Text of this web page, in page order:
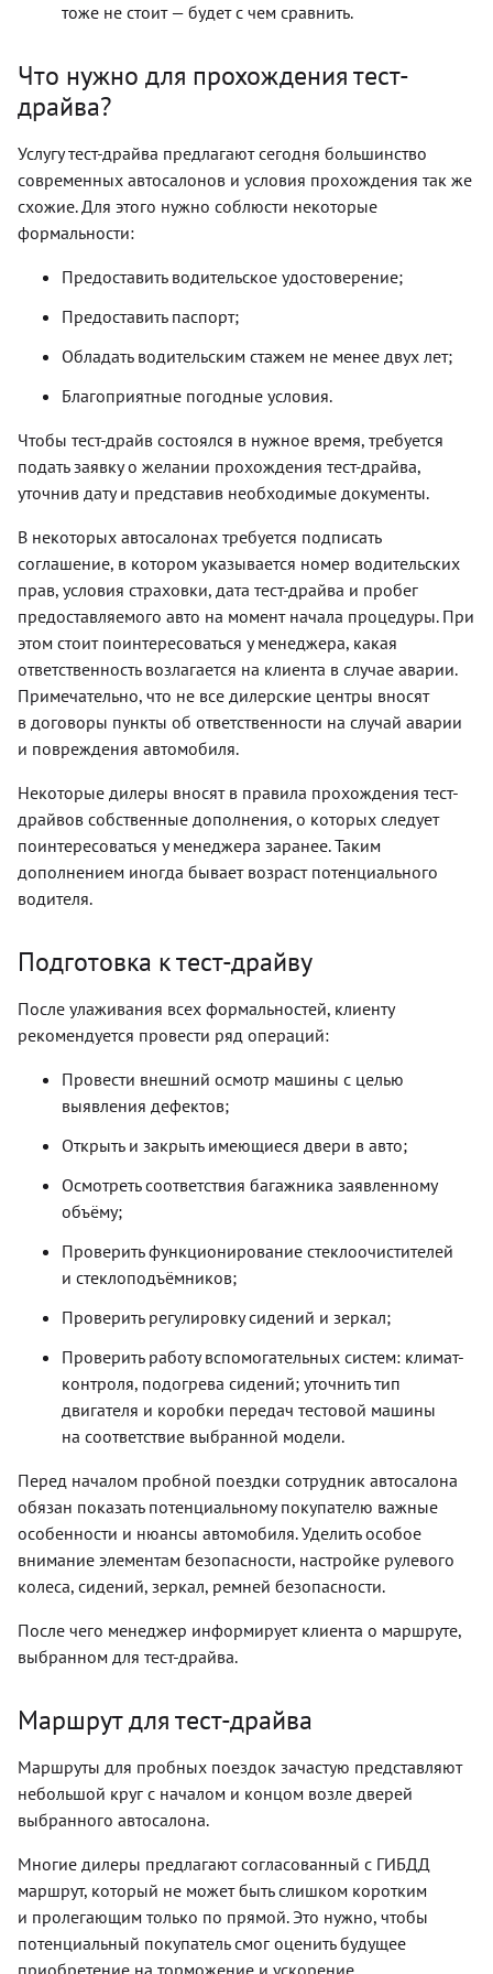
тоже не стоит — будет с чем сравнить.
Что нужно для прохождения тест-
драйва?
Услугу тест-драйва предлагают сегодня большинство
современных автосалонов и условия прохождения так же
схожие. Для этого нужно соблюсти некоторые
формальности:
Предоставить водительское удостоверение;
Предоставить паспорт;
Обладать водительским стажем не менее двух лет;
Благоприятные погодные условия.
Чтобы тест-драйв состоялся в нужное время, требуется
подать заявку о желании прохождения тест-драйва,
уточнив дату и представив необходимые документы.
В некоторых автосалонах требуется подписать
соглашение, в котором указывается номер водительских
прав, условия страховки, дата тест-драйва и пробег
предоставляемого авто на момент начала процедуры. При
этом стоит поинтересоваться у менеджера, какая
ответственность возлагается на клиента в случае аварии.
Примечательно, что не все дилерские центры вносят
в договоры пункты об ответственности на случай аварии
и повреждения автомобиля.
Некоторые дилеры вносят в правила прохождения тест-
драйвов собственные дополнения, о которых следует
поинтересоваться у менеджера заранее. Таким
дополнением иногда бывает возраст потенциального
водителя.
Подготовка к тест-драйву
После улаживания всех формальностей, клиенту
рекомендуется провести ряд операций:
Провести внешний осмотр машины с целью
выявления дефектов;
Открыть и закрыть имеющиеся двери в авто;
Осмотреть соответствия багажника заявленному
объёму;
Проверить функционирование стеклоочистителей
и стеклоподъёмников;
Проверить регулировку сидений и зеркал;
Проверить работу вспомогательных систем: климат-
контроля, подогрева сидений; уточнить тип
двигателя и коробки передач тестовой машины
на соответствие выбранной модели.
Перед началом пробной поездки сотрудник автосалона
обязан показать потенциальному покупателю важные
особенности и нюансы автомобиля. Уделить особое
внимание элементам безопасности, настройке рулевого
колеса, сидений, зеркал, ремней безопасности.
После чего менеджер информирует клиента о маршруте,
выбранном для тест-драйва.
Маршрут для тест-драйва
Маршруты для пробных поездок зачастую представляют
небольшой круг с началом и концом возле дверей
выбранного автосалона.
Многие дилеры предлагают согласованный с ГИБДД
маршрут, который не может быть слишком коротким
и пролегающим только по прямой. Это нужно, чтобы
потенциальный покупатель смог оценить будущее
приобретение на торможение и ускорение,